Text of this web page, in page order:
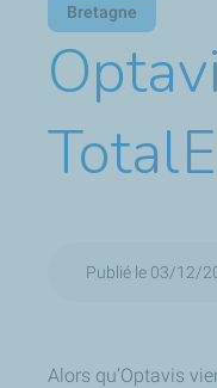
Bretagne
Publié le 03/12/
Alors qu’Optavis